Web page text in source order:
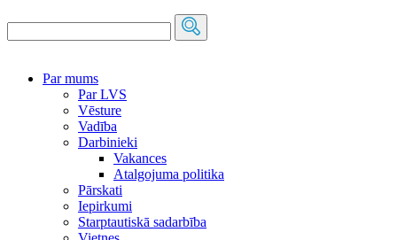
Par mums
Par LVS
Vēsture
Vadība
Darbinieki
Vakances
Atalgojuma politika
Pārskati
Iepirkumi
Starptautiskā sadarbība